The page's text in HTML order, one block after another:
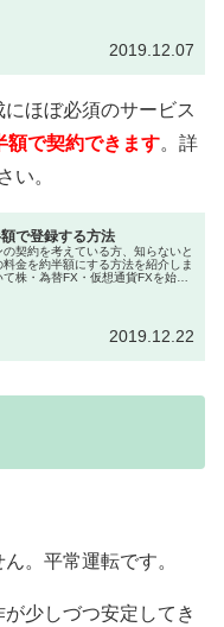
2019.12.07
ほぼ必須のサービス
額で契約できます。詳
い。
で登録する方法
契約を考えている方、知らないと
金を約半額にする方法を紹介しま
株・為替FX・仮想通貨FXを始め
2019.12.22
。平常運転です。
少しづつ安定してき